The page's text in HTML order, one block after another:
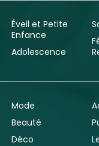
Éveil et Petite
Enfance
Adolescence
Mode
Beauté
Déco